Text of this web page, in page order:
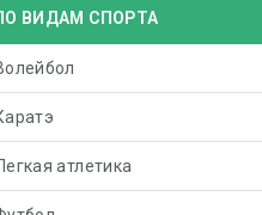
ВИДАМ СПОРТА
атлетика